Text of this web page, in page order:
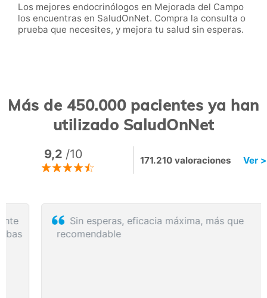
Los mejores endocrinólogos en Mejorada del Campo
los encuentras en SaludOnNet. Compra la consulta o
prueba que necesites, y mejora tu salud sin esperas.
Más de 450.000 pacientes ya han
utilizado SaludOnNet
9,2 /10 171.210 valoraciones Ver >
Sin esperas, eficacia máxima, más que
recomendable